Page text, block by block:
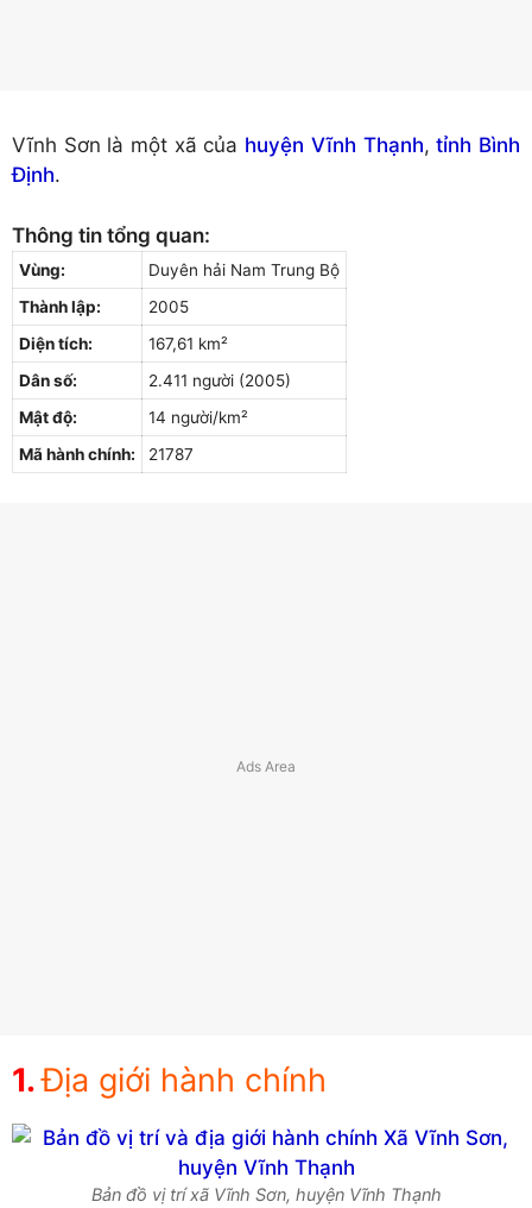
Vĩnh Sơn là một xã của huyện Vĩnh Thạnh,tỉnh Bình
Định.
Thông tin tổng quan:
Vùng:
Duyên hải Nam Trung Bộ
Thành lập:
2005
Diện tích:
167,61 km²
Dân số:
2.411 người (2005)
Mật độ:
14 người/km²
Mã hành chính:
21787
Địa giới hành chính
Bản đồ vị trí xã Vĩnh Sơn, huyện Vĩnh Thạnh